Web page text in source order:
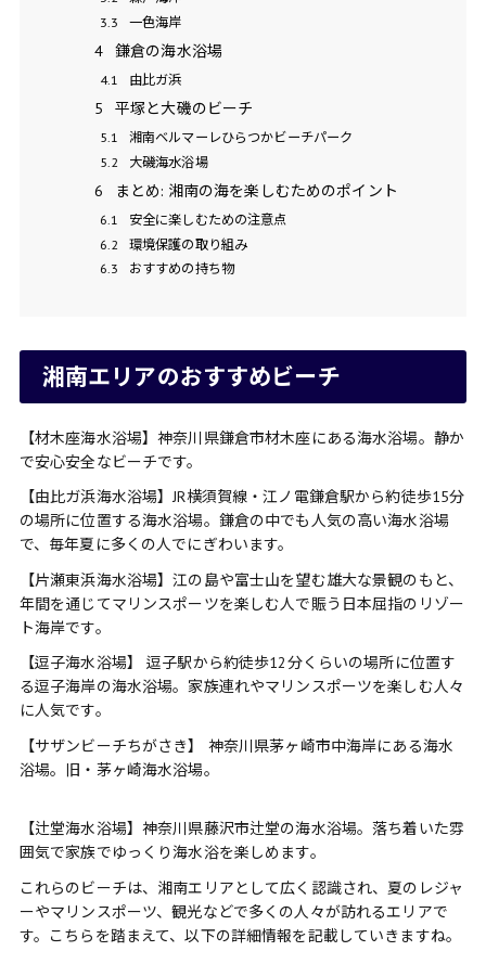
3.3
一色海岸
4 鎌倉の海水浴場
4.1 由比ガ浜
5 平塚と大磯のビーチ
5.1
湘南ベルマーレひらつかビーチパーク
5.2
大磯海水浴場
6 まとめ: 湘南の海を楽しむためのポイント
6.1
安全に楽しむための注意点
6.2
環境保護の取り組み
6.3
おすすめの持ち物
湘南エリアのおすすめビーチ
【材木座海水浴場】神奈川県鎌倉市材木座にある海水浴場。静か
で安心安全なビーチです。
【由比ガ浜海水浴場】JR横須賀線・江ノ電鎌倉駅から約徒歩15分
の場所に位置する海水浴場。鎌倉の中でも人気の高い海水浴場
で、毎年夏に多くの人でにぎわいます。
【片瀬東浜海水浴場】江の島や富士山を望む雄大な景観のもと、
年間を通じてマリンスポーツを楽しむ人で賑う日本屈指のリゾー
ト海岸です。
【逗子海水浴場】 逗子駅から約徒歩12分くらいの場所に位置す
る逗子海岸の海水浴場。家族連れやマリンスポーツを楽しむ人々
に人気です。
【サザンビーチちがさき】 神奈川県茅ヶ崎市中海岸にある海水
浴場。旧・茅ヶ崎海水浴場。
【辻堂海水浴場】神奈川県藤沢市辻堂の海水浴場。落ち着いた雰
囲気で家族でゆっくり海水浴を楽しめます。
これらのビーチは、湘南エリアとして広く認識され、夏のレジャ
ーやマリンスポーツ、観光などで多くの人々が訪れるエリアで
す。こちらを踏まえて、以下の詳細情報を記載していきますね。